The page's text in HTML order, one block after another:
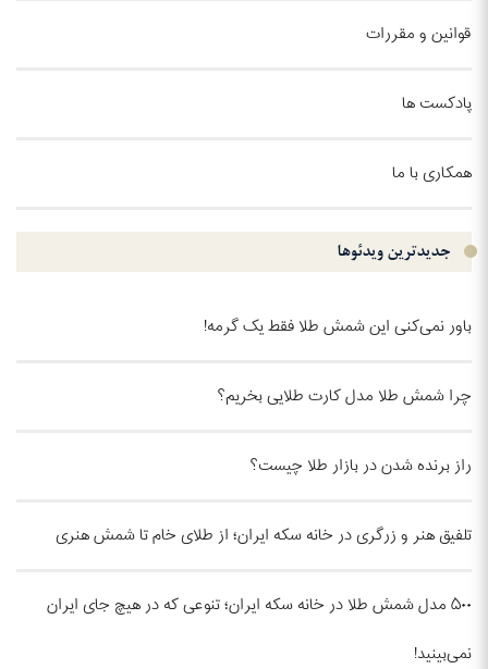
قوانین و مقررات
پادکست ها
همکاری با ما
جدیدترین ویدئو‌ها
باور نمی‌کنی این شمش طلا فقط یک گرمه!
چرا شمش طلا مدل کارت طلایی بخریم؟
راز برنده شدن در بازار طلا چیست؟
تلفیق هنر و زرگری در خانه سکه ایران؛ از طلای خام تا شمش هنری
۵۰۰ مدل شمش طلا در خانه سکه ایران؛ تنوعی که در هیچ جای ایران
نمی‌بینید!